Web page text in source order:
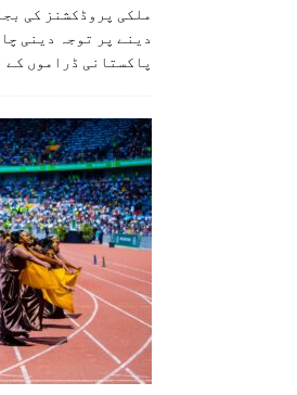
ملکی پروڈکشنز کی
دینے پر توجہ دینی
پاکستانی ڈراموں کے